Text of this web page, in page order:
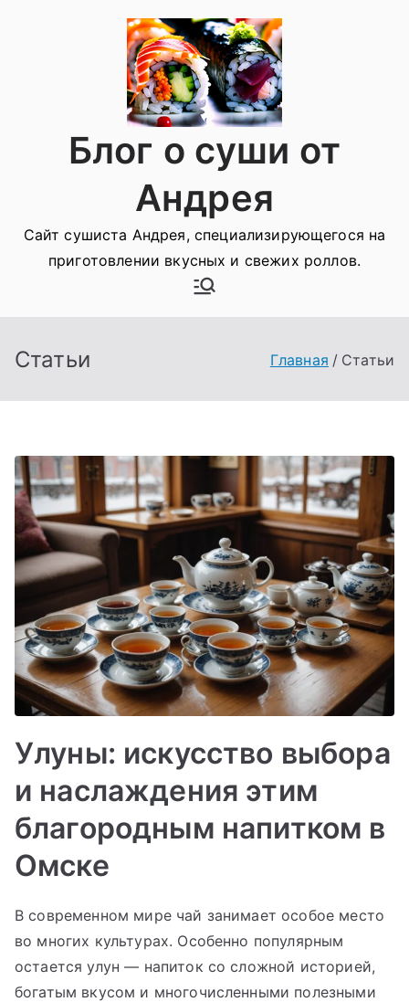
Блог о суши от
Андрея
Сайт сушиста Андрея, специализирующегося на
приготовлении вкусных и свежих роллов.
Статьи Главная Статьи
Улуны: искусство выбора
и наслаждения этим
благородным напитком в
Омске
В современном мире чай занимает особое место
во многих культурах. Особенно популярным
остается улун — напиток со сложной историей,
богатым вкусом и многочисленными полезными